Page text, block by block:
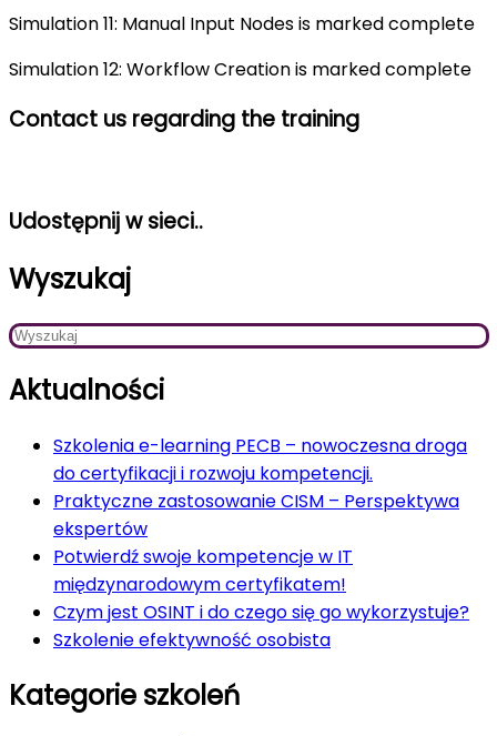
Simulation 11: Manual Input Nodes is marked complete
Simulation 12: Workflow Creation is marked complete
Contact us regarding the training
Udostępnij w sieci..
Wyszukaj
Aktualności
Szkolenia e-learning PECB – nowoczesna droga
do certyfikacji i rozwoju kompetencji.
Praktyczne zastosowanie CISM – Perspektywa
ekspertów
Potwierdź swoje kompetencje w IT
międzynarodowym certyfikatem!
Czym jest OSINT i do czego się go wykorzystuje?
Szkolenie efektywność osobista
Kategorie szkoleń